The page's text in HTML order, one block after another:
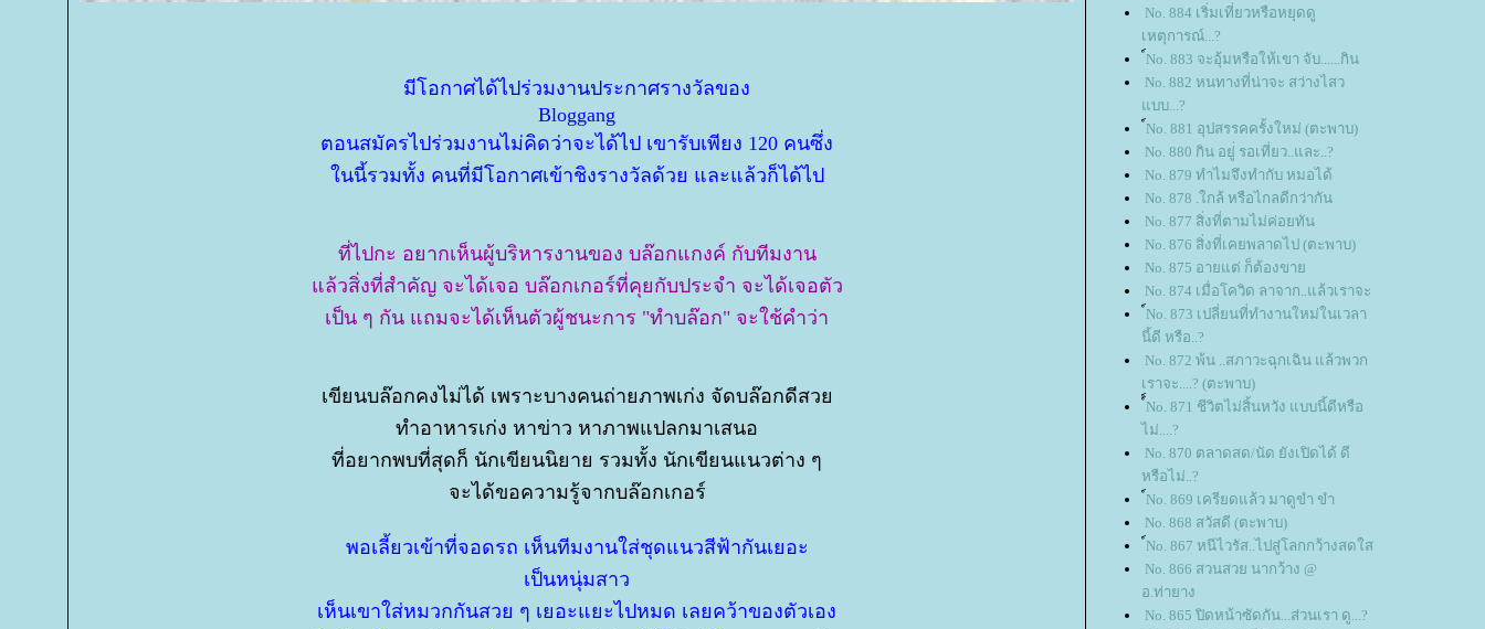
มีโอกาศได้ไปร่วมงานประกาศรางวัลของ
Bloggang
ตอนสมัครไปร่วมงานไม่คิดว่าจะได้ไป เขารับเพียง 120 คนซึ่ง
นนี้รวมทั้ง คนที่มีโอกาศเข้าชิงรางวัลด้วย และแล้วก็ได้ไป
ที่ไปกะ อยากเห็นผู้บริหารงานของ บล๊อกแกงค์ กับทีมงาน
ล้วสิ่งที่สำคัญ จะได้เจอ บล๊อกเกอร์ที่คุยกับประจำ จะได้เจอตัว
เป็น ๆ กัน แถมจะได้เห็นตัวผู้ชนะการ "ทำบล๊อก" จะใช้คำว่า
เขียนบล๊อกคงไม่ได้ เพราะบางคนถ่ายภาพเก่ง จัดบล๊อกดีสว
ทำอาหารเก่ง หาข่าว หาภาพแปลกมาเสนอ
ที่อยากพบที่สุดก็ นักเขียนนิยาย รวมทั้ง นักเขียนแนวต่าง ๆ
จะได้ขอความรู้จากบล๊อกเกอร์
พอเลี้ยวเข้าที่จอดรถ เห็นทีมงานใส่ชุดแนวสีฟ้ากันเยอะ
เป็นหนุ่มสาว
เห็นเขาใส่หมวกกันสวย ๆ เยอะแยะไปหมด เลยคว้าของตัวเอง
No. 884 เริ่มเที่ยวหรือหยุดดู
เหตุการณ์...?
์No. 883 จะอุ้มหรือให้เขา จับ......กิน
No. 882 หนทางที่น่าจะ สว่างไสว
บบ...?
์No. 881 อุปสรรคครั้งใหม่ (ตะพาบ)
No. 880 กิน อยู่่ รอเที่ยว..และ..?
No. 879 ทำไมจึงทำกับ หมอได้
No. 878 .ใกล้ หรือไกลดีกว่ากัน
No. 877 สิ่งที่ตามไม่ค่อยทัน
No. 876 สิ่งที่เคยพลาดไป (ตะพาบ)
No. 875 อายแต่ ก็ต้องขา
No. 874 เมื่อโควิด ลาจาก..แล้วเราจะ
์No. 873 เปลี่ยนที่ทำงานใหม่ในเวลา
นี้ดี หรือ..?
No. 872 พ้น ..สภาวะฉุกเฉิน แล้วพวก
เราจะ....? (ตะพาบ)
์์No. 871 ชีวิตไม่สิ้นหวัง แบบนี้ดีหรือ
ไม่....?
No. 870 ตลาดสด/นัด ยังเปิดได้ ดี
หรือไม่..?
์No. 869 เครียดแล้ว มาดูขำ ขำ
No. 868 สวัสดี (ตะพาบ)
์No. 867 หนีไวรัส..ไปสู่โลกกว้างสดใส
No. 866 สวนสวย นากว้าง @
อ.ท่ายาง
No. 865 ปิดหน้าซัดกัน...ส่วนเรา ดู...?